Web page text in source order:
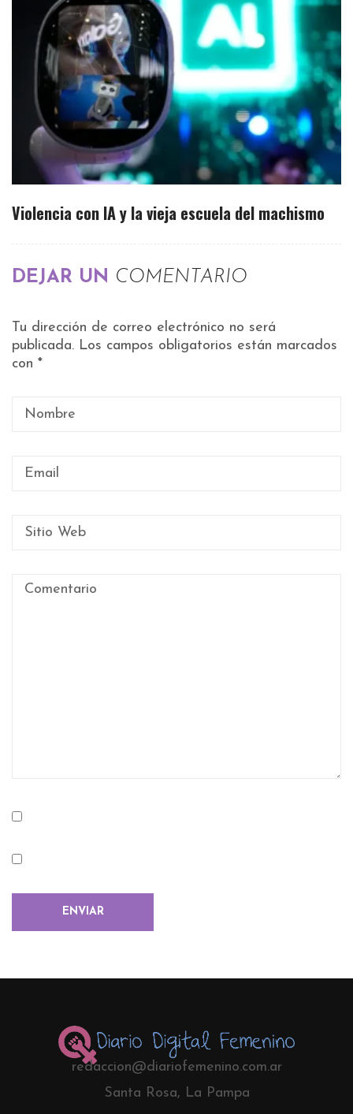
Violencia con IA y la vieja escuela del machismo
DEJAR UN COMENTARIO
Tu dirección de correo electrónico no será
publicada. Los campos obligatorios están marcados
con *
redaccion@diariofemenino.com.ar
Santa Rosa, La Pampa